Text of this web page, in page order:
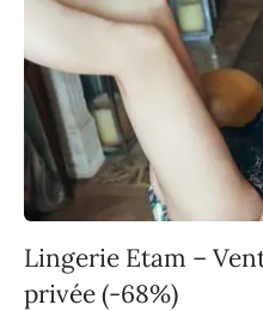
Lingerie Etam –
privée (-68%)